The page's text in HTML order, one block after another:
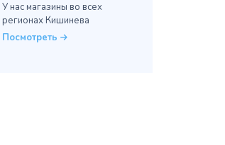
У нас магазины во всех
регионах Кишинева
Посмотреть